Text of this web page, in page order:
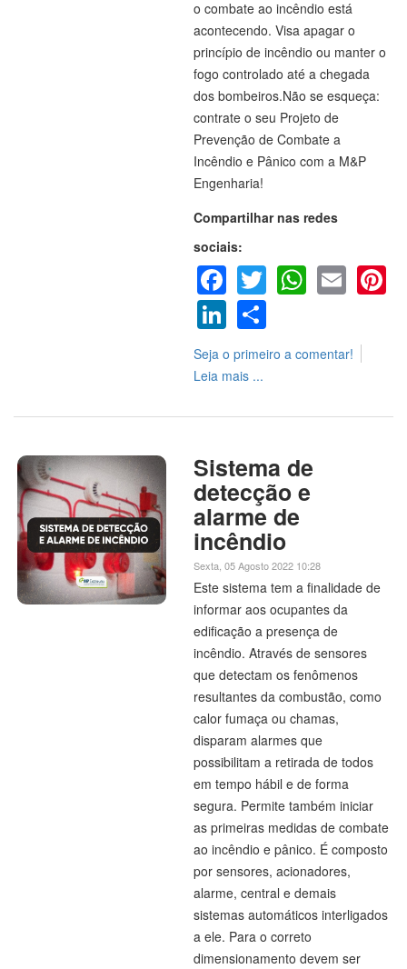
o combate ao incêndio está
acontecendo. Visa apagar o
princípio de incêndio ou manter o
fogo controlado até a chegada
dos bombeiros.Não se esqueça:
contrate o seu Projeto de
Prevenção de Combate a
Incêndio e Pânico com a M&P
Engenharia!
Compartilhar nas redes
sociais:
Facebook
Twitter
LinkedIn
Seja o primeiro a comentar!
Leia mais ...
Sistema de
detecção e
alarme de
incêndio
Sexta, 05 Agosto 2022 10:28
Este sistema tem a finalidade de
informar aos ocupantes da
edificação a presença de
incêndio. Através de sensores
que detectam os fenômenos
resultantes da combustão, como
calor fumaça ou chamas,
disparam alarmes que
possibilitam a retirada de todos
em tempo hábil e de forma
segura. Permite também iniciar
as primeiras medidas de combate
ao incêndio e pânico. É composto
por sensores, acionadores,
alarme, central e demais
sistemas automáticos interligados
a ele. Para o correto
dimensionamento devem ser